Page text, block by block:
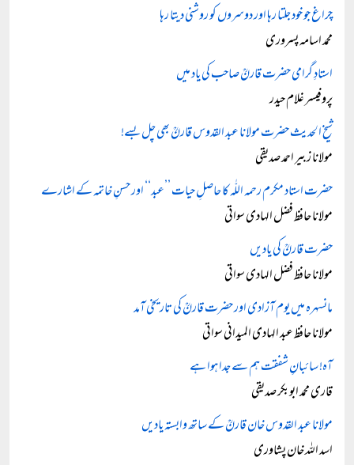
چراغ جو خود جلتا رہا اور دوسروں کو روشنی دیتا رہا
محمد اسامہ پسروری
استادِ گرامی حضرت قارنؒ صاحب کی یاد میں
پروفیسر غلام حیدر
شیخ الحدیث حضرت مولانا عبد القدوس قارنؒ بھی چل بسے!
مولانا زبیر احمد صدیقی
حضرت استاد مکرم رحمہ اللّٰہ کا حاصلِ حیات ’’عبد‘‘ اور حسنِ خاتمہ کے اشارے
مولانا حافظ فضل الہادی سواتی
حضرت قارنؒ کی یادیں
مولانا حافظ فضل الہادی سواتی
مانسہرہ میں یوم آزادی اور حضرت قارنؒ کی تاریخی آمد
مولانا حافظ عبد الہادی المیدانی سواتی
آہ! سائبانِ شفقت ہم سے جدا ہوا ہے
قاری محمد ابوبکر صدیقی
مولانا عبد القدوس خان قارنؒ کے ساتھ وابستہ یادیں
اسد اللہ خان پشاوری